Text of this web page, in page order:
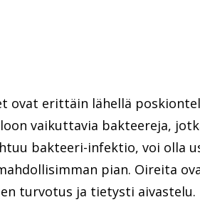
ovat erittäin lähellä
vaikuttavia bakteereja,
bakteeri-infektio, voi olla
pian. Oireita
turvotus ja tietysti aivastelu.